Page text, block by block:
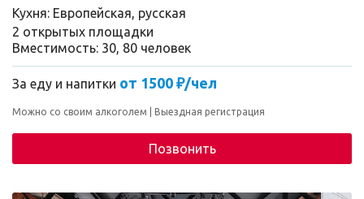
Кухня: Европейская, русская
2 открытых площадки
Вместимость: 30, 80 человек
За еду и напитки от 1500 ₽/чел
Можно со своим алкоголем Выездная регистрация
Позвонить